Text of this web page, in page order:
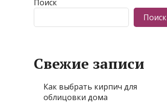
Поиск
Поиск
Свежие записи
Как выбрать кирпич для
облицовки дома